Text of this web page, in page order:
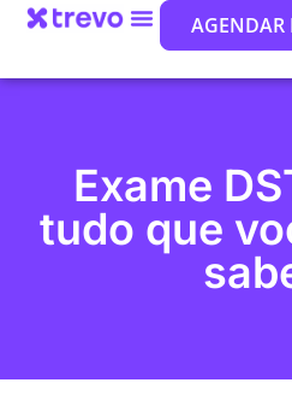
AGENDAR
Exame
tudo que